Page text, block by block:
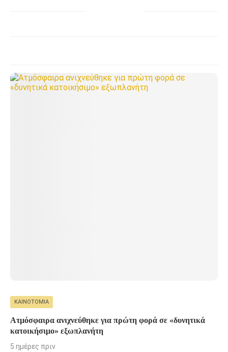
ΚΑΙΝΟΤΟΜΊΑ
Ατμόσφαιρα ανιχνεύθηκε για πρώτη φορά σε «δυνητικά
κατοικήσιμο» εξωπλανήτη
5 ημέρες πριν